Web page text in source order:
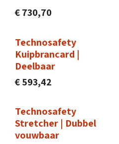
€730,70
Technosafety
Kuipbrancard |
Deelbaar
€593,42
Technosafety
Stretcher | Dubbel
vouwbaar